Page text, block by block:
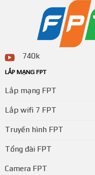
740k
LẮP MẠNG FPT
Lắp mạng FPT
Lắp wifi 7 FPT
Truyền hình FPT
Tổng đài FPT
Camera FPT